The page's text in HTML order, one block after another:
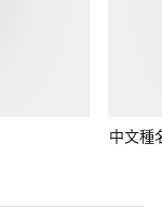
中文種